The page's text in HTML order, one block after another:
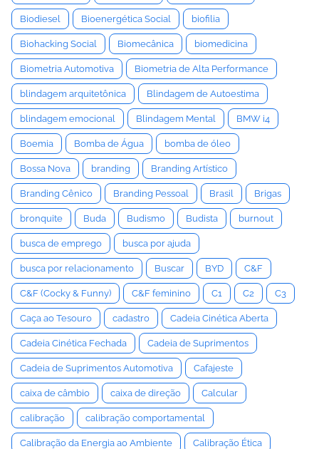
Biodiesel Bioenergética Social biofilia
Biohacking Social Biomecânica biomedicina
Biometria Automotiva Biometria de Alta Performance
blindagem arquitetônica Blindagem de Autoestima
blindagem emocional Blindagem Mental BMW i4
Boemia Bomba de Água bomba de óleo
Bossa Nova branding Branding Artístico
Branding Cênico Branding Pessoal Brasil Brigas
bronquite Buda Budismo Budista burnout
busca de emprego busca por ajuda
busca por relacionamento Buscar BYD C&F
C&F (Cocky & Funny) C&F feminino C1 C2 C3
Caça ao Tesouro cadastro Cadeia Cinética Aberta
Cadeia Cinética Fechada Cadeia de Suprimentos
Cadeia de Suprimentos Automotiva Cafajeste
caixa de câmbio caixa de direção Calcular
calibração calibração comportamental
Calibração da Energia ao Ambiente Calibração Ética